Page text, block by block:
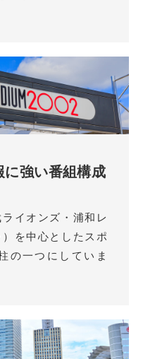
に強い番組構成
イオンズ・浦和レ
を中心としたスポ
の一つにしていま